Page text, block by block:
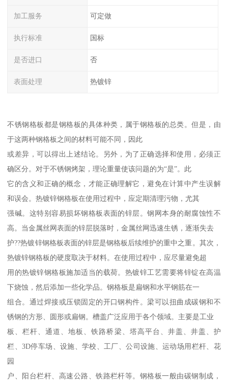
加工服务 可定做
执行标准 国标
是否进口 否
表面处理 热镀锌
不锈钢格板都是钢格板的具体种类，属于钢格板的总类。但是，由
于这两种钢格板之间的材料可能不同，因此
或差异，可以得出上述结论。另外，为了正确选择和使用，必须正
确区分。对于不锈钢烤架，理论重量使该问题的为“是”。此
它的含义和正确的概念，才能正确理解它，避免在计算中产生误解
和误会。热镀锌钢格板在使用过程中，应定期清理污物，尤其
强碱。这特别容易损坏钢格板表面的锌层。钢网本身的耐腐蚀性不
高。当金属丝网表面的锌层脱落时，金属丝网迅速生锈，逐渐失去
护??热镀锌钢格板表面的锌层是钢格板后续维护的重中之重。其次，
热镀锌钢格板的硬度取决于材料。在使用过程中，应尽量避免超
用的热镀锌钢格板施加适当的载荷。热镀锌工艺需要将锌锭在高温
下烧蚀，然后添加一些化学品。钢格板是扁钢和水平钢筋在一
组合。通过焊接或压锁固定的开口钢构件。梁可以扭曲成碳钢和不
锈钢的方形、圆形或扁钢。槽盖广泛应用于各个领域。主要是工业
板、栏杆、通道、地板、铁路桥梁、塔高平台、井盖、井盖、护
栏、3D停车场、设施、学校、工厂、公司设施、运动场用栏杆、花
园
户、阳台栏杆、高速公路、铁路栏杆等。钢格板一般由碳钢制成，